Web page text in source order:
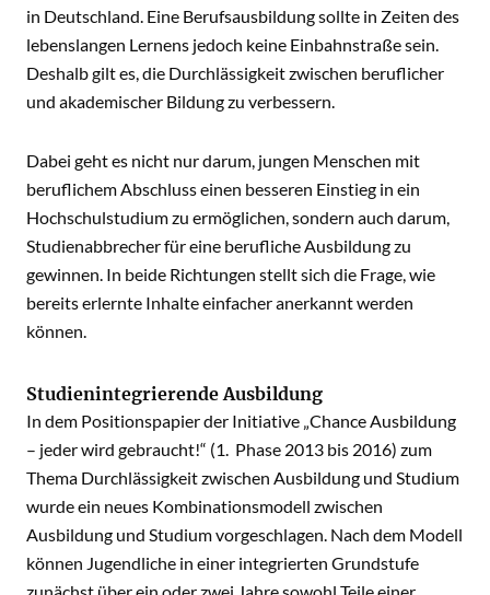
in Deutschland. Eine Berufsausbildung sollte in Zeiten des
lebenslangen Lernens jedoch keine Einbahnstraße sein.
Deshalb gilt es, die Durchlässigkeit zwischen beruflicher
und akademischer Bildung zu verbessern.
Dabei geht es nicht nur darum, jungen Menschen mit
beruflichem Abschluss einen besseren Einstieg in ein
Hochschulstudium zu ermöglichen, sondern auch darum,
Studienabbrecher für eine berufliche Ausbildung zu
gewinnen. In beide Richtungen stellt sich die Frage, wie
bereits erlernte Inhalte einfacher anerkannt werden
können.
Studienintegrierende Ausbildung
In dem Positionspapier der Initiative „Chance Ausbildung
– jeder wird gebraucht!“ (1. Phase 2013 bis 2016) zum
Thema Durchlässigkeit zwischen Ausbildung und Studium
wurde ein neues Kombinationsmodell zwischen
Ausbildung und Studium vorgeschlagen. Nach dem Modell
können Jugendliche in einer integrierten Grundstufe